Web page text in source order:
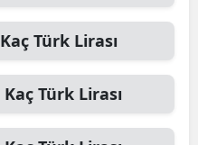
Kaç Türk Lirası
Kaç Türk Lirası